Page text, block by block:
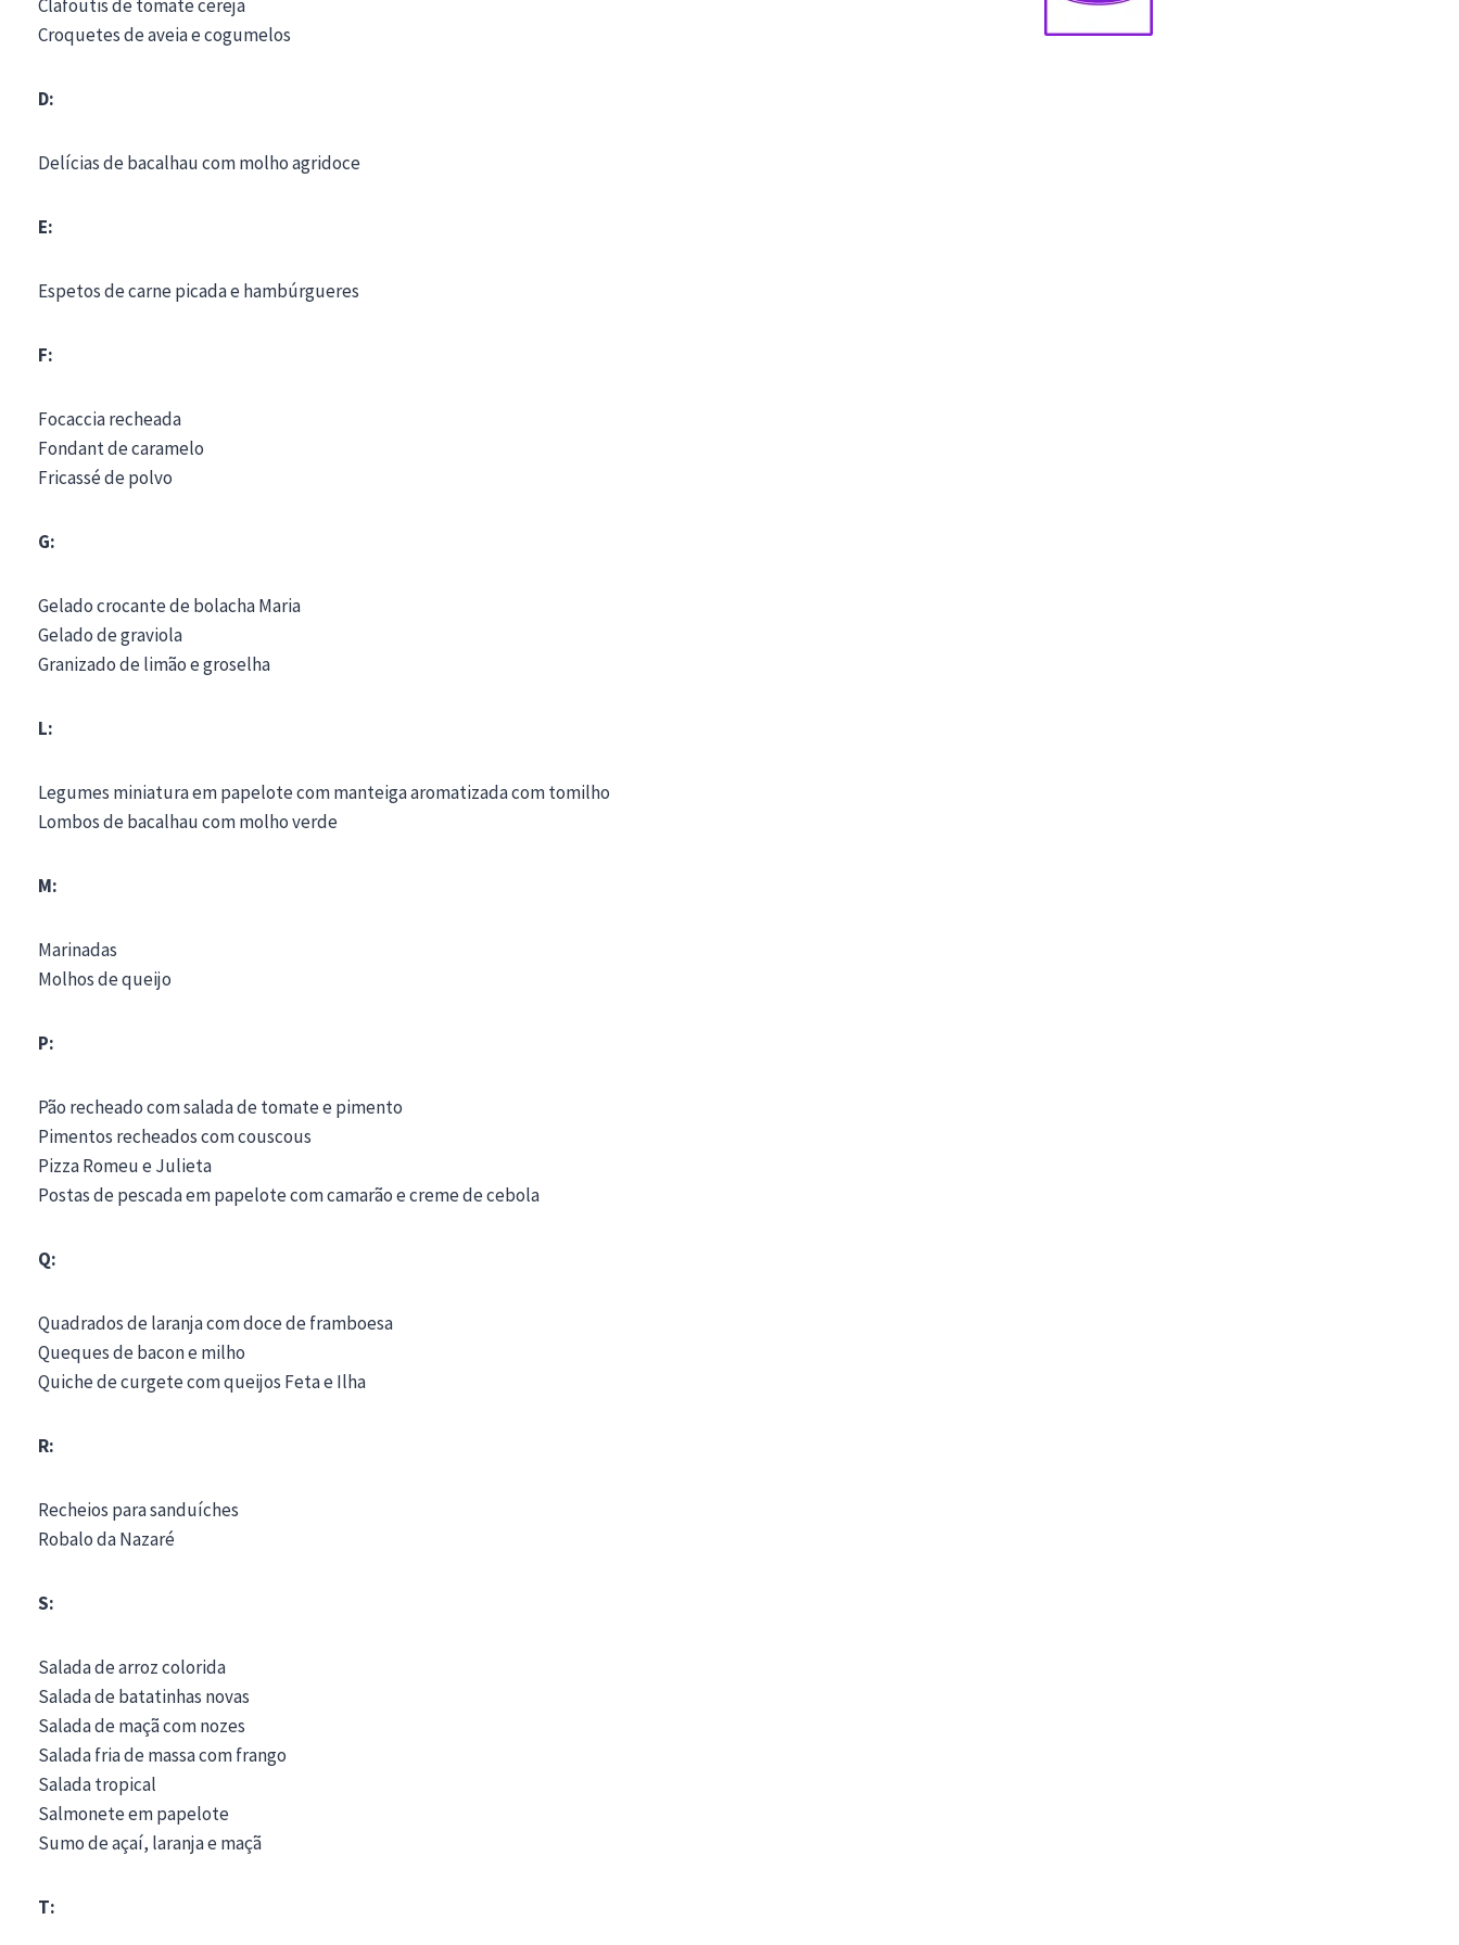
Clafoutis de tomate cereja
Croquetes de aveia e cogumelos
D:
Delícias de bacalhau com molho agridoce
E:
Espetos de carne picada e hambúrgueres
F:
Focaccia recheada
Fondant de caramelo
Fricassé de polvo
G:
Gelado crocante de bolacha Maria
Gelado de graviola
Granizado de limão e groselha
L:
Legumes miniatura em papelote com manteiga aromatizada com tomilho
Lombos de bacalhau com molho verde
M:
Marinadas
Molhos de queijo
P:
Pão recheado com salada de tomate e pimento
Pimentos recheados com couscous
Pizza Romeu e Julieta
Postas de pescada em papelote com camarão e creme de cebola
Q:
Quadrados de laranja com doce de framboesa
Queques de bacon e milho
Quiche de curgete com queijos Feta e Ilha
R:
Recheios para sanduíches
Robalo da Nazaré
S:
Salada de arroz colorida
Salada de batatinhas novas
Salada de maçã com nozes
Salada fria de massa com frango
Salada tropical
Salmonete em papelote
Sumo de açaí, laranja e maçã
T: